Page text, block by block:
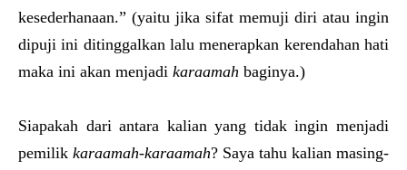
kesederhanaan.” (yaitu jika sifat memuji diri atau ingin
dipuji ini ditinggalkan lalu menerapkan kerendahan hati
maka ini akan menjadi karaamah baginya.)
Siapakah dari antara kalian yang tidak ingin menjadi
pemilik karaamah-karaamah? Saya tahu kalian masing-